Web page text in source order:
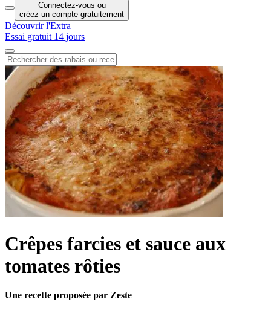
Connectez-vous ou
créez un compte gratuitement
Découvrir l'Extra
Essai gratuit 14 jours
Crêpes farcies et sauce aux
tomates rôties
Une recette proposée par Zeste